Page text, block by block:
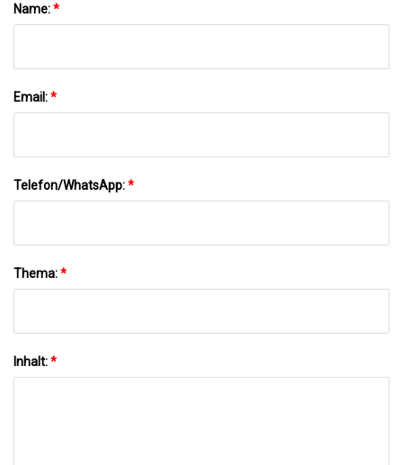
Name:*
Email:*
Telefon/WhatsApp:*
Thema:*
Inhalt:*